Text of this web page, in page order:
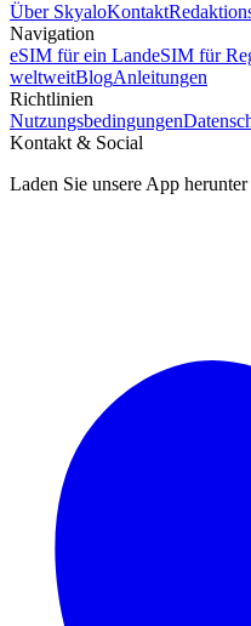
Über SkyaloKontakt
Navigation
eSIM für ein LandeSIM für
weltweitBlogAnleitungen
Richtlinien
Nutzungsbedingungen
Kontakt & Social
Laden Sie unsere App herunter